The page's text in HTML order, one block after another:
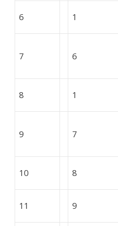
6 1
7 6
8 1
9 7
10 8
11 9